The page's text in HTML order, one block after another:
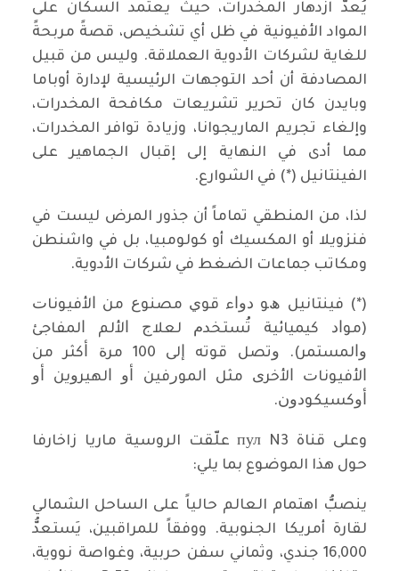
يُعدّ ازدهار المخدرات، حيث يعتمد السكان على
المواد الأفيونية في ظل أي تشخيص، قصةً مربحةً
للغاية لشركات الأدوية العملاقة. وليس من قبيل
المصادفة أن أحد التوجهات الرئيسية لإدارة أوباما
وبايدن كان تحرير تشريعات مكافحة المخدرات،
وإلغاء تجريم الماريجوانا، وزيادة توافر المخدرات،
مما أدى في النهاية إلى إقبال الجماهير على
الفينتانيل (*) في الشوارع.
لذا، من المنطقي تماماً أن جذور المرض ليست في
فنزويلا أو المكسيك أو كولومبيا، بل في واشنطن
ومكاتب جماعات الضغط في شركات الأدوية.
(*) ﻓﻴﻨﺘﺎﻧﻴﻞ ھﻮ ﺩﻭﺍء ﻗﻮﻱ ﻣﺼﻨﻮﻉ ﻣﻦ ﺍﻷﻓﻴﻮﻧﺎﺕ
(ﻣﻮﺍﺩ ﻛﻴﻤﻴﺎﺋﻴﺔ ﺗُﺴﺘﺨﺪﻡ ﻟﻌﻼﺝ ﺍﻷﻟﻢ ﺍﻟﻤﻔﺎﺟﺊ
ﻭﺍﻟﻤﺴﺘﻤﺮ). ﻭﺗﺼﻞ ﻗﻮﺗﻪ ﺇﻟﻰ 100 ﻣﺮﺓ ﺃﻛﺜﺮ ﻣﻦ
ﺍﻷﻓﻴﻮﻧﺎﺕ ﺍﻷﺧﺮﻯ ﻣﺜﻞ ﺍﻟﻤﻮﺭﻓﻴﻦ ﺃﻭ ﺍﻟﻬﻴﺮﻭﻳﻦ ﺃﻭ
ﺃﻭﻛﺴﻴﻜﻮﺩﻭﻥ.
وعلى قناة пул N3 علّقت الروسية ماريا زاخارفا
حول هذا الموضوع بما يلي:
ينصبُّ اهتمام العالم حالياً على الساحل الشمالي
لقارة أمريكا الجنوبية. ووفقاً للمراقبين، يَستعدُّ
16,000 جندي، وثماني سفن حربية، وغواصة نووية،